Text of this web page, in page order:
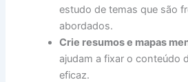
estudo de temas que são
abordados.
Crie resumos e mapas
ajudam a fixar o conteúdo
eficaz.